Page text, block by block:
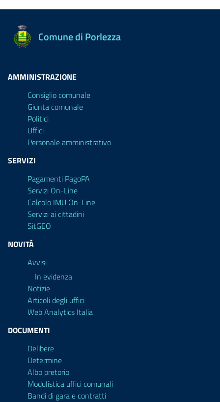
Comune di Porlezza
AMMINISTRAZIONE
Consiglio comunale
Giunta comunale
Politici
Uffici
Personale amministrativo
SERVIZI
Pagamenti PagoPA
Servizi On-Line
Calcolo IMU On-Line
Servizi ai cittadini
SitGEO
NOVITÀ
Avvisi
In evidenza
Notizie
Articoli degli uffici
Web Analytics Italia
DOCUMENTI
Delibere
Determine
Albo pretorio
Modulistica uffici comunali
Bandi di gara e contratti